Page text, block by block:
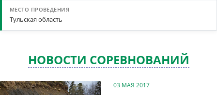
Тульская область
НОВОСТИ СОРЕВНОВАНИЙ
03 МАЯ 2017